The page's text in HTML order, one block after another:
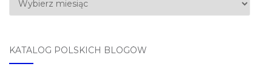
KATALOG POLSKICH BLOGÓW